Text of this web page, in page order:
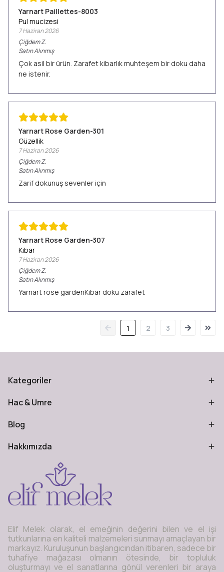
Yarnart Paillettes-8003
Pul mucizesi
7 Haziran 2026
ÇiğdemZ.
Satın Alınmış
Çok asil bir ürün. Zarafet kibarlık muhteşem bir doku daha
ne istenir.
Yarnart Rose Garden-301
Güzellik
7 Haziran 2026
ÇiğdemZ.
Satın Alınmış
Zarif dokunuş sevenler için
Yarnart Rose Garden-307
Kibar
7 Haziran 2026
ÇiğdemZ.
Satın Alınmış
Yarnart rose gardenKibar doku zarafet
1 2 3
Kategoriler
Hac & Umre
Blog
Hakkımızda
Elif Melek olarak, el emeğinin değerini bilen ve el işi
tutkunlarına en kaliteli malzemeleri sunmayı amaçlayan bir
markayız. Kuruluşunun başlangıcından itibaren, sadece bir
tuhafiye mağazası olmanın ötesinde, bir topluluk
oluşturmayı ve el sanatlarına gönül verenleri bir araya